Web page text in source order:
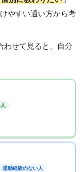
やすい通い方から考
わせて見ると、自分
運動経験のない人